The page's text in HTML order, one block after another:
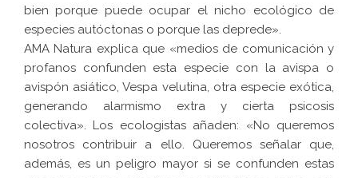
bien porque puede ocupar el nicho ecológico de
especies autóctonas o porque las deprede».
AMA Natura explica que «medios de comunicación y
profanos confunden esta especie con la avispa o
avispón asiático, Vespa velutina, otra especie exótica,
generando alarmismo extra y cierta psicosis
colectiva». Los ecologistas añaden: «No queremos
nosotros contribuir a ello. Queremos señalar que,
además, es un peligro mayor si se confunden estas